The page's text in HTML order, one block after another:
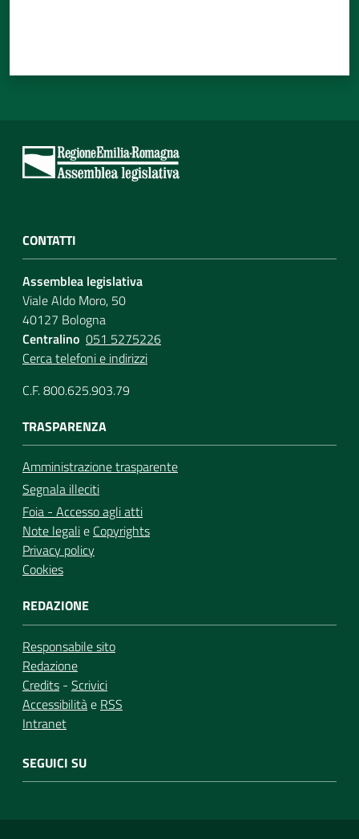
CONTATTI
Assemblea legislativa
Viale Aldo Moro, 50
40127 Bologna
Centralino 051 5275226
Cerca telefoni e indirizzi
C.F. 800.625.903.79
TRASPARENZA
Amministrazione trasparente
Segnala illeciti
Foia - Accesso agli atti
Note legalie Copyrights
Privacy policy
Cookies
REDAZIONE
Responsabile sito
Redazione
Credits - Scrivici
Accessibilitàe RSS
Intranet
SEGUICI SU